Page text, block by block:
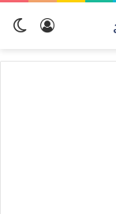
تسجيل